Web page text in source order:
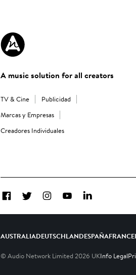
A music solution for all creators
TV & Cine
Publicidad
Marcas y Empresas
Creadores Individuales
FacebookTwitterInstagramYouTubeLinkedIn
AUSTRALIADEUTSCHLANDESPAÑAFRANCE
© Audio Network Limited 2026 UKInfo Legal